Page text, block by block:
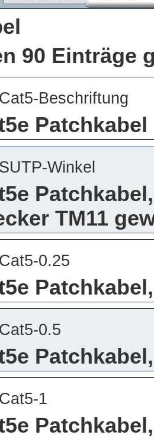
90 Einträge
Beschriftung
Winkel
TM11
0.25
0.5
1